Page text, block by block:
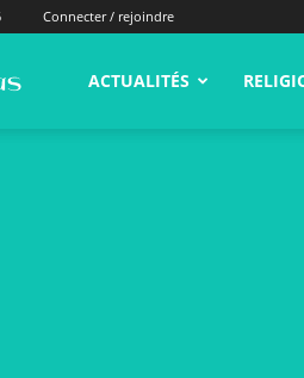
Connecter / rejoindre
alNas.fr ACTUALITÉS